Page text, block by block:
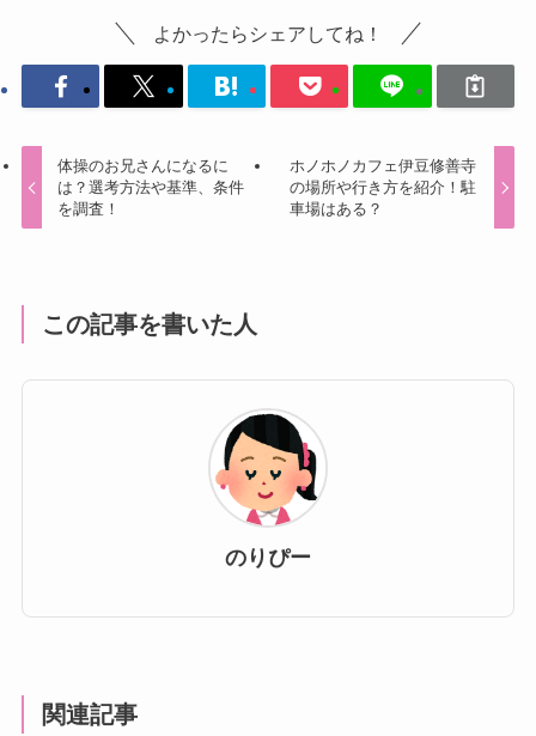
よかったらシェアしてね！
体操のお兄さんになるに
は？選考方法や基準、条件
を調査！
ホノホノカフェ伊豆修善寺
の場所や行き方を紹介！駐
車場はある？
この記事を書いた人
のりぴー
関連記事